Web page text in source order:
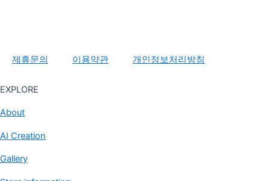
제휴문의 이용약관 개인정보처리방침
EXPLORE
About
AI Creation
Gallery